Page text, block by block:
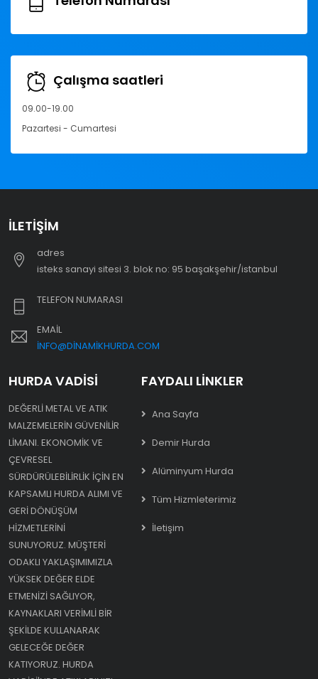
Çalışma saatleri
09.00-19.00
Pazartesi - Cumartesi
İLETIŞIM
adres
i̇steks sanayi sitesi 3. blok no: 95 başakşehir/i̇stanbul
TELEFON NUMARASI
EMAIL
INFO@DINAMIKHURDA.COM
HURDA VADISI
DEĞERLI METAL VE ATIK
MALZEMELERIN GÜVENILIR
LIMANI. EKONOMIK VE
ÇEVRESEL
SÜRDÜRÜLEBILIRLIK IÇIN EN
KAPSAMLI HURDA ALIMI VE
GERI DÖNÜŞÜM
HIZMETLERINI
SUNUYORUZ. MÜŞTERI
ODAKLI YAKLAŞIMIMIZLA
YÜKSEK DEĞER ELDE
ETMENIZI SAĞLIYOR,
KAYNAKLARI VERIMLI BIR
ŞEKILDE KULLANARAK
GELECEĞE DEĞER
KATIYORUZ. HURDA
FAYDALI LINKLER
Ana Sayfa
Demir Hurda
Alüminyum Hurda
Tüm Hizmleterimiz
İletişim